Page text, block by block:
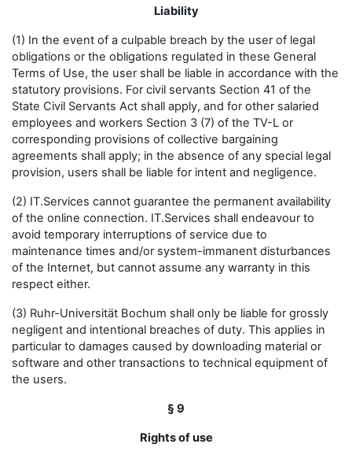
Liability
(1) In the event of a culpable breach by the user of legal
obligations or the obligations regulated in these General
Terms of Use, the user shall be liable in accordance with the
statutory provisions. For civil servants Section 41 of the
State Civil Servants Act shall apply, and for other salaried
employees and workers Section 3 (7) of the TV-L or
corresponding provisions of collective bargaining
agreements shall apply; in the absence of any special legal
provision, users shall be liable for intent and negligence.
(2) IT.Services cannot guarantee the permanent availability
of the online connection. IT.Services shall endeavour to
avoid temporary interruptions of service due to
maintenance times and/or system-immanent disturbances
of the Internet, but cannot assume any warranty in this
respect either.
(3) Ruhr-Universität Bochum shall only be liable for grossly
negligent and intentional breaches of duty. This applies in
particular to damages caused by downloading material or
software and other transactions to technical equipment of
the users.
§ 9
Rights of use